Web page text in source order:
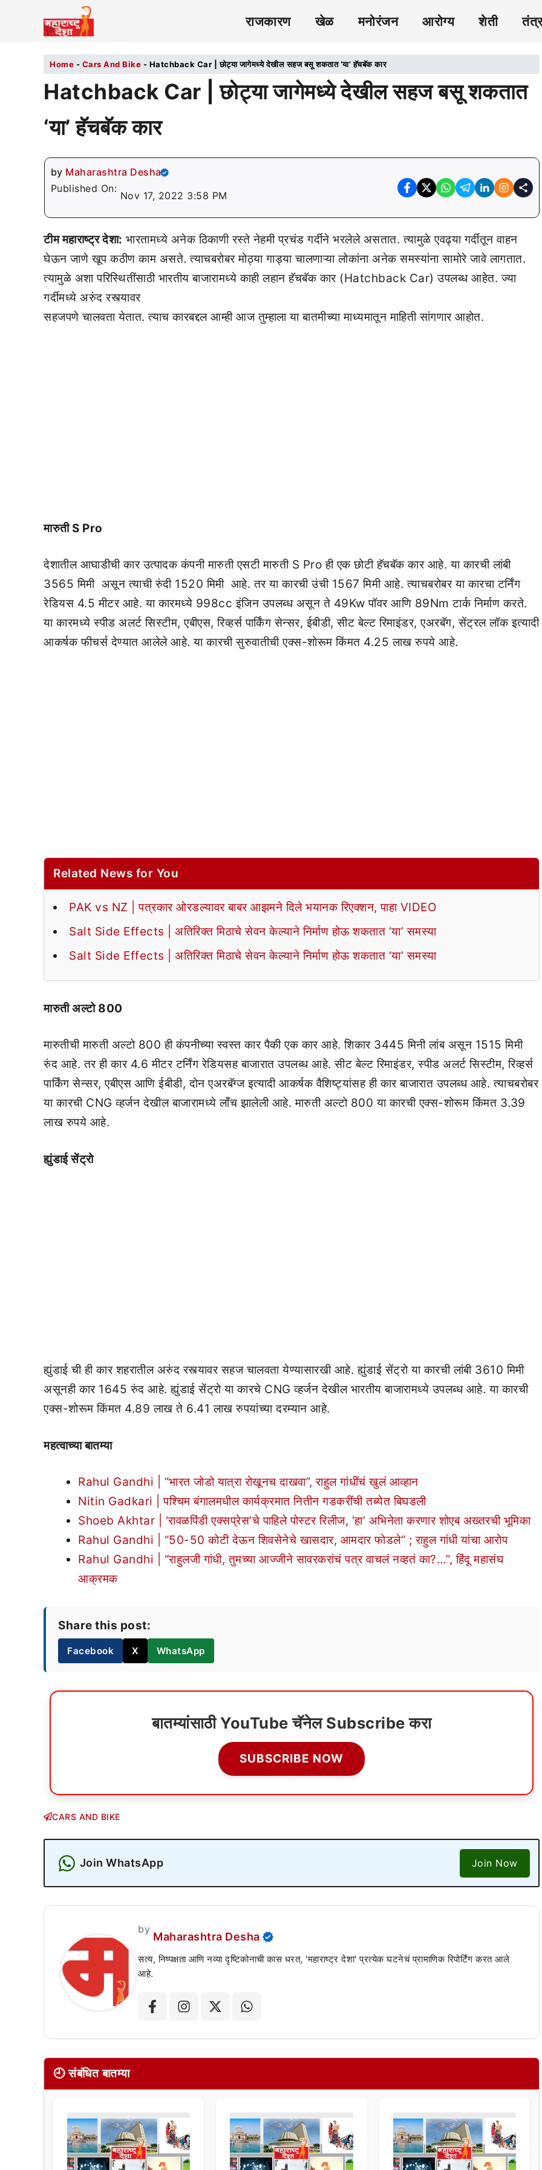
राजकारण खेळ मनोरंजन आरोग्य शेती
Home - Cars And Bike - Hatchback Car | छोट्या जागेमध्ये देखील सहज बसू शकतात ‘या’ हॅचबॅक कार
Hatchback Car | छोट्या जागेमध्ये देखील सहज बसू शकतात
‘या’ हॅचबॅक कार
by Maharashtra Desha
Published On:
Nov 17, 2022 3:58 PM
टीम महाराष्ट्र देशा: भारतामध्ये अनेक ठिकाणी रस्ते नेहमी प्रचंड गर्दीने भरलेले असतात. त्यामुळे एवढ्या गर्दीतून वाहन
घेऊन जाणे खूप कठीण काम असते. त्याचबरोबर मोठ्या गाड्या चालणाऱ्या लोकांना अनेक समस्यांना सामोरे जावे लागतात.
त्यामुळे अशा परिस्थितींसाठी भारतीय बाजारामध्ये काही लहान हॅचबॅक कार (Hatchback Car) उपलब्ध आहेत. ज्या
गर्दीमध्ये अरुंद रस्त्यावर
सहजपणे चालवता येतात. त्याच कारबद्दल आम्ही आज तुम्हाला या बातमीच्या माध्यमातून माहिती सांगणार आहोत.
मारुती S Pro
देशातील आघाडीची कार उत्पादक कंपनी मारुती एसटी मारुती S Pro ही एक छोटी हॅचबॅक कार आहे. या कारची लांबी
3565 मिमी असून त्याची रुंदी 1520 मिमी आहे. तर या कारची उंची 1567 मिमी आहे. त्याचबरोबर या कारचा टर्निंग
रेडियस 4.5 मीटर आहे. या कारमध्ये 998cc इंजिन उपलब्ध असून ते 49Kw पॉवर आणि 89Nm टार्क निर्माण करते.
या कारमध्ये स्पीड अलर्ट सिस्टीम, एबीएस, रिव्हर्स पार्किंग सेन्सर, ईबीडी, सीट बेल्ट रिमाइंडर, एअरबॅग, सेंट्रल लॉक इत्यादी
आकर्षक फीचर्स देण्यात आलेले आहे. या कारची सुरुवातीची एक्स-शोरूम किंमत 4.25 लाख रुपये आहे.
Related News for You
PAK vs NZ | पत्रकार ओरडल्यावर बाबर आझमने दिले भयानक रिएक्शन, पाहा VIDEO
Salt Side Effects | अतिरिक्त मिठाचे सेवन केल्याने निर्माण होऊ शकतात ‘या’ समस्या
Salt Side Effects | अतिरिक्त मिठाचे सेवन केल्याने निर्माण होऊ शकतात ‘या’ समस्या
मारुती अल्टो 800
मारुतीची मारुती अल्टो 800 ही कंपनीच्या स्वस्त कार पैकी एक कार आहे. शिकार 3445 मिनी लांब असून 1515 मिमी
रुंद आहे. तर ही कार 4.6 मीटर टर्निंग रेडियसह बाजारात उपलब्ध आहे. सीट बेल्ट रिमाइंडर, स्पीड अलर्ट सिस्टीम, रिव्हर्स
पार्किंग सेन्सर, एबीएस आणि ईबीडी, दोन एअरबॅग्ज इत्यादी आकर्षक वैशिष्ट्यांसह ही कार बाजारात उपलब्ध आहे. त्याचबरोबर
या कारची CNG व्हर्जन देखील बाजारामध्ये लाँच झालेली आहे. मारुती अल्टो 800 या कारची एक्स-शोरूम किंमत 3.39
लाख रुपये आहे.
ह्युंडाई सेंट्रो
ह्युंडाई ची ही कार शहरातील अरुंद रस्त्यावर सहज चालवता येण्यासारखी आहे. ह्युंडाई सेंट्रो या कारची लांबी 3610 मिमी
असूनही कार 1645 रुंद आहे. ह्युंडाई सेंट्रो या कारचे CNG व्हर्जन देखील भारतीय बाजारामध्ये उपलब्ध आहे. या कारची
एक्स-शोरूम किंमत 4.89 लाख ते 6.41 लाख रुपयांच्या दरम्यान आहे.
महत्वाच्या बातम्या
Rahul Gandhi | “भारत जोडो यात्रा रोखूनच दाखवा”, राहुल गांधींचं खुलं आव्हान
Nitin Gadkari | पश्चिम बंगालमधील कार्यक्रमात नितीन गडकरींची तब्येत बिघडली
Shoeb Akhtar | ‘रावळपिंडी एक्सप्रेस’चे पाहिले पोस्टर रिलीज, ‘हा’ अभिनेता करणार शोएब अख्तरची भूमिका
Rahul Gandhi | “50-50 कोटी देऊन शिवसेनेचे खासदार, आमदार फोडले” ; राहुल गांधी यांचा आरोप
Rahul Gandhi | “राहुलजी गांधी, तुमच्या आज्जीने सावरकरांचं पत्र वाचलं नव्हतं का?…”, हिंदू महासंघ
आक्रमक
Share this post:
Facebook X WhatsApp
बातम्यांसाठी YouTube चॅनेल Subscribe करा
SUBSCRIBE NOW
CARS AND BIKE
Join WhatsApp Join Now
by
Maharashtra Desha
सत्य, निष्पक्षता आणि नव्या दृष्टिकोनाची कास धरत, 'महाराष्ट्र देशा' प्रत्येक घटनेचं प्रामाणिक रिपोर्टिंग करत आले
आहे.
🕘 संबंधित बातम्या